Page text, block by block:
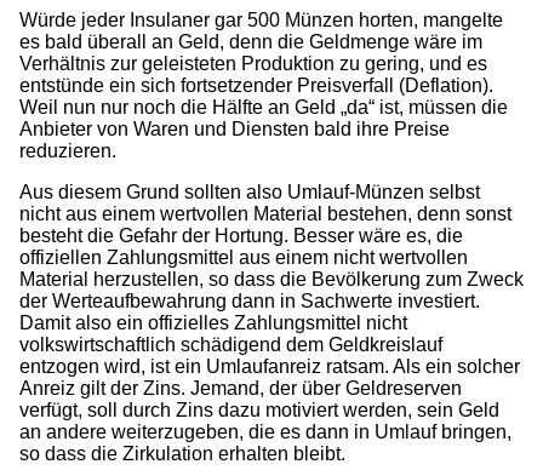
Würde jeder Insulaner gar 500 Münzen horten, mangelte
es bald überall an Geld, denn die Geldmenge wäre im
Verhältnis zur geleisteten Produktion zu gering, und es
entstünde ein sich fortsetzender Preisverfall (Deflation).
Weil nun nur noch die Hälfte an Geld „da“ ist, müssen die
Anbieter von Waren und Diensten bald ihre Preise
reduzieren.
Aus diesem Grund sollten also Umlauf-Münzen selbst
nicht aus einem wertvollen Material bestehen, denn sonst
besteht die Gefahr der Hortung. Besser wäre es, die
offiziellen Zahlungsmittel aus einem nicht wertvollen
Material herzustellen, so dass die Bevölkerung zum Zweck
der Werteaufbewahrung dann in Sachwerte investiert.
Damit also ein offizielles Zahlungsmittel nicht
volkswirtschaftlich schädigend dem Geldkreislauf
entzogen wird, ist ein Umlaufanreiz ratsam. Als ein solcher
Anreiz gilt der Zins. Jemand, der über Geldreserven
verfügt, soll durch Zins dazu motiviert werden, sein Geld
an andere weiterzugeben, die es dann in Umlauf bringen,
so dass die Zirkulation erhalten bleibt.